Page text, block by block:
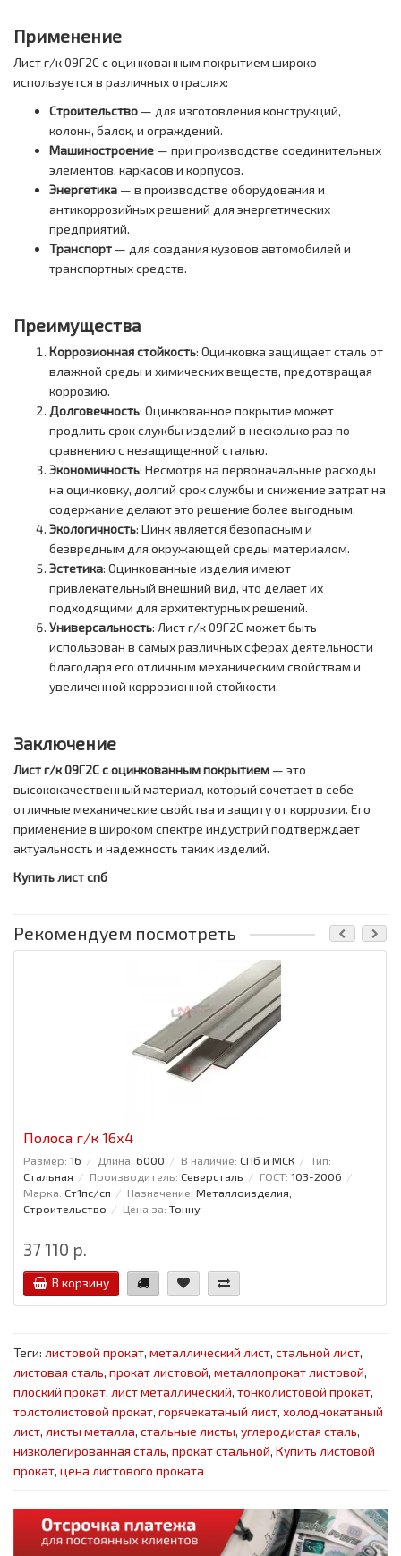
Применение
Лист г/к 09Г2С с оцинкованным покрытием широко
используется в различных отраслях:
Строительство — для изготовления конструкций,
колонн, балок, и ограждений.
Машиностроение — при производстве соединительных
элементов, каркасов и корпусов.
Энергетика — в производстве оборудования и
антикоррозийных решений для энергетических
предприятий.
Транспорт — для создания кузовов автомобилей и
транспортных средств.
Преимущества
Коррозионная стойкость: Оцинковка защищает сталь от
влажной среды и химических веществ, предотвращая
коррозию.
Долговечность: Оцинкованное покрытие может
продлить срок службы изделий в несколько раз по
сравнению с незащищенной сталью.
Экономичность: Несмотря на первоначальные расходы
на оцинковку, долгий срок службы и снижение затрат на
содержание делают это решение более выгодным.
Экологичность: Цинк является безопасным и
безвредным для окружающей среды материалом.
Эстетика: Оцинкованные изделия имеют
привлекательный внешний вид, что делает их
подходящими для архитектурных решений.
Универсальность: Лист г/к 09Г2С может быть
использован в самых различных сферах деятельности
благодаря его отличным механическим свойствам и
увеличенной коррозионной стойкости.
Заключение
Лист г/к 09Г2С с оцинкованным покрытием — это
высококачественный материал, который сочетает в себе
отличные механические свойства и защиту от коррозии. Его
применение в широком спектре индустрий подтверждает
актуальность и надежность таких изделий.
Купить лист спб
Рекомендуем посмотреть
Полоса г/к 16x4
Размер: 16 Длина: 6000 В наличие: СПб и МСК
Тип:
Стальная
Производитель: Северсталь ГОСТ: 103-2006
Марка: Ст1пс/сп Назначение: Металлоизделия,
Строительство
Цена за: Тонну
37 110 р.
В корзину
Теги: листовой прокат, металлический лист, стальной лист,
листовая сталь, прокат листовой, металлопрокат листовой,
плоский прокат, лист металлический, тонколистовой прокат,
толстолистовой прокат, горячекатаный лист, холоднокатаный
лист, листы металла, стальные листы, углеродистая сталь,
низколегированная сталь, прокат стальной, Купить листовой
прокат, цена листового проката